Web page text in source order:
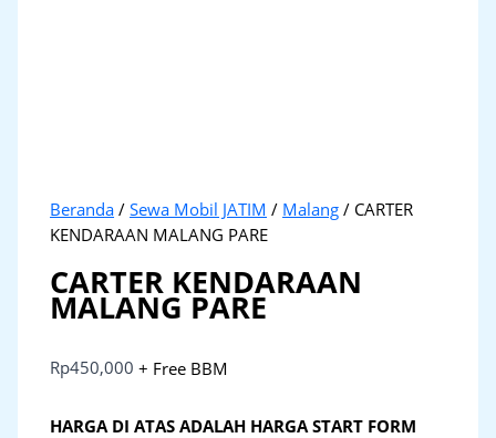
Beranda /Sewa Mobil JATIM / Malang / CARTER
KENDARAAN MALANG PARE
CARTER KENDARAAN
MALANG PARE
Rp450,000 + Free BBM
HARGA DI ATAS ADALAH HARGA START FORM